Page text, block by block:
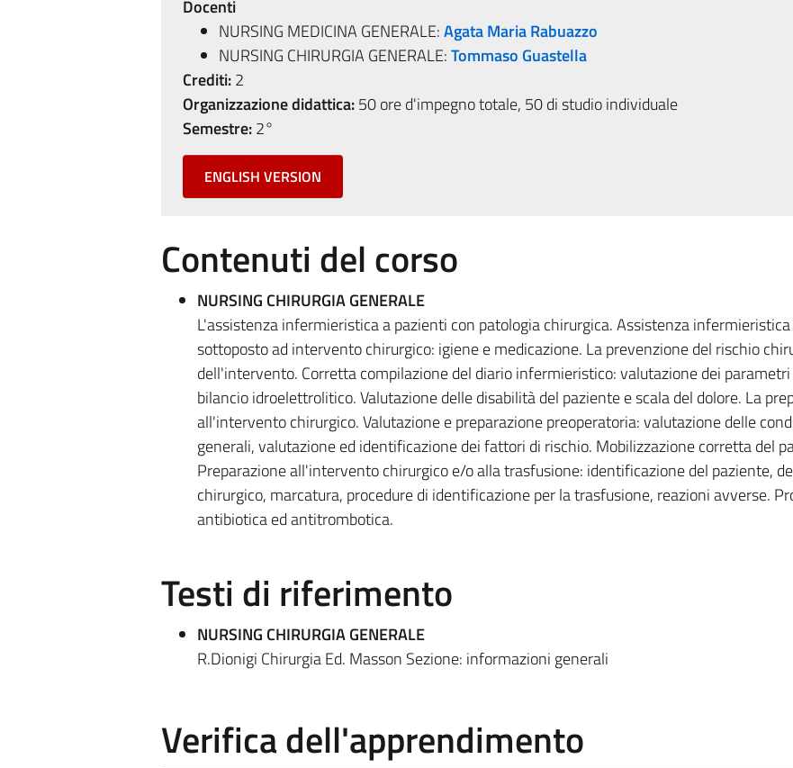
Docenti
NURSING MEDICINA GENERALE:Agata Maria Rabuazzo
NURSING CHIRURGIA GENERALE:Tommaso Guastella
Crediti:2
Organizzazione didattica:50 ore d'impegno totale, 50 di studio individuale
Semestre:2°
ENGLISH VERSION
Contenuti del corso
NURSING CHIRURGIA GENERALE
L'assistenza infermieristica a pazienti con patologia chirurgica. Assistenza
sottoposto ad intervento chirurgico: igiene e medicazione. La prevenzione del rischio
dell'intervento. Corretta compilazione del diario infermieristico: valutazione dei
bilancio idroelettrolitico. Valutazione delle disabilità del paziente e scala del dolore. La
all'intervento chirurgico. Valutazione e preparazione preoperatoria: valutazione delle
generali, valutazione ed identificazione dei fattori di rischio. Mobilizzazione corretta del
Preparazione all'intervento chirurgico e/o alla trasfusione: identificazione del paziente,
chirurgico, marcatura, procedure di identificazione per la trasfusione, reazioni avverse.
antibiotica ed antitrombotica.
Testi di riferimento
NURSING CHIRURGIA GENERALE
R.Dionigi Chirurgia Ed. Masson Sezione: informazioni generali
Verifica dell'apprendimento